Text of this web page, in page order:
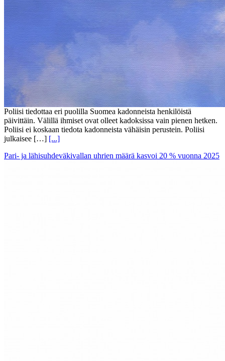
Poliisi tiedottaa eri puolilla Suomea kadonneista henkilöistä
päivittäin. Välillä ihmiset ovat olleet kadoksissa vain pienen hetken.
Poliisi ei koskaan tiedota kadonneista vähäisin perustein. Poliisi
julkaisee […] [...]
Pari- ja lähisuhdeväkivallan uhrien määrä kasvoi 20 % vuonna 2025